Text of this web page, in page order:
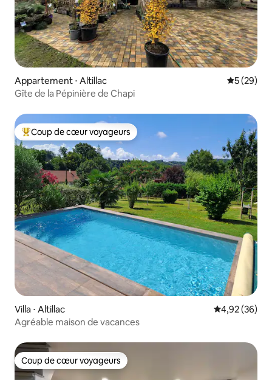
Appartement ⋅ Altillac
5 (29)
Gîte de la Pépinière de Chapi
Coups de cœur voyageurs les plus appréciés
Coup de cœur voyageurs
Villa ⋅ Altillac Évaluation
4,92 (36)
Agréable maison de vacances
Coup de cœur voyageurs
Coup de cœur voyageurs